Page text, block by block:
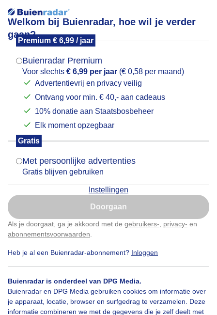
Welkom bij Buienradar, hoe wil je verder
gaan?
Premium € 6,99 / jaar
Buienradar Premium
Voor slechts € 6,99 per jaar (€ 0,58 per maand)
Advertentievrij en privacy veilig
Ontvang voor min. € 40,- aan cadeaus
10% donatie aan Staatsbosbeheer
Elk moment opzegbaar
Gratis
Met persoonlijke advertenties
Gratis blijven gebruiken
Instellingen
Doorgaan
Als je doorgaat, ga je akkoord met de gebruikers- privacy- en
abonnementsvoorwaarden
Heb je al een Buienradar-abonnement? Inloggen
Buienradar is onderdeel van DPG Media.
Buienradar en DPG Media gebruiken cookies om informatie over
je apparaat, locatie, browser en surfgedrag te verzamelen. Deze
informatie combineren we met de gegevens die je zelf deelt met
Zon breekt door de prachtige wolkenlucht
Zon breekt door de prachtige wolkenlucht door
Door: Carolien Hagenbeek Gemaakt: 26-08-2025, 28x bekeken
Zon Wolken Wind
Mogen we je locatie gebruiken voor het
Indien je hier nog geen akkoord op hebt gegeven,
verschijnt er zo een pop-up uit je browser waarin
Is goed, toon de popup
Nu niet, misschien later
Klik hierom dit aan te passen